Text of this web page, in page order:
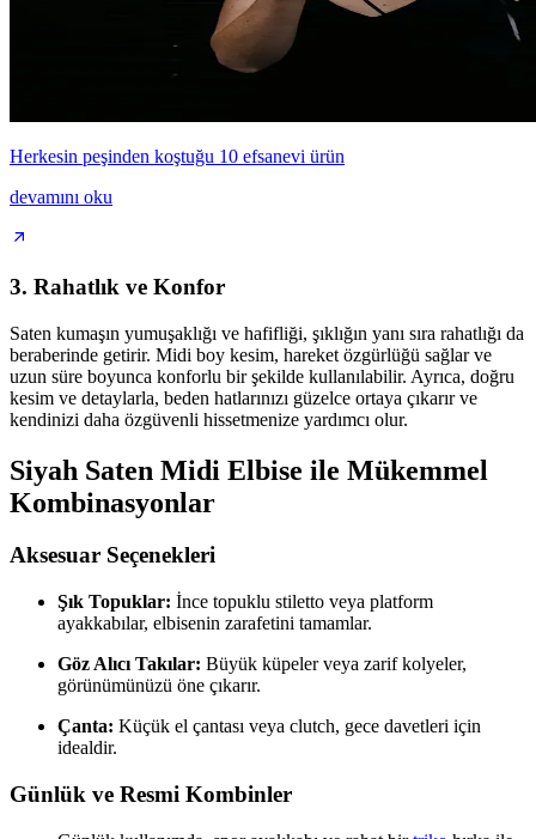
Herkesin peşinden koştuğu 10 efsanevi ürün
devamını oku
3. Rahatlık ve Konfor
Saten kumaşın yumuşaklığı ve hafifliği, şıklığın yanı sıra rahatlığı da
beraberinde getirir. Midi boy kesim, hareket özgürlüğü sağlar ve
uzun süre boyunca konforlu bir şekilde kullanılabilir. Ayrıca, doğru
kesim ve detaylarla, beden hatlarınızı güzelce ortaya çıkarır ve
kendinizi daha özgüvenli hissetmenize yardımcı olur.
Siyah Saten Midi Elbise ile Mükemmel
Kombinasyonlar
Aksesuar Seçenekleri
Şık Topuklar: İnce topuklu stiletto veya platform
ayakkabılar, elbisenin zarafetini tamamlar.
Göz Alıcı Takılar: Büyük küpeler veya zarif kolyeler,
görünümünüzü öne çıkarır.
Çanta: Küçük el çantası veya clutch, gece davetleri için
idealdir.
Günlük ve Resmi Kombinler